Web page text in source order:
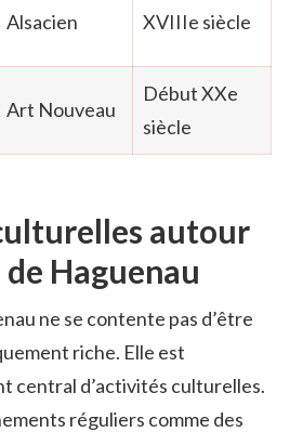
Alsacien XVIIIe siècle
Art Nouveau
Début XXe
siècle
autour
Haguenau
ne se contente pas d’être
riche. Elle est
central d’activités culturelles.
réguliers comme des